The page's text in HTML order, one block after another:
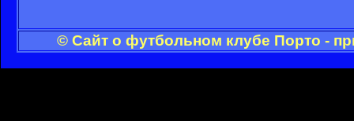
© Сайт о футбольном клубе Порто -